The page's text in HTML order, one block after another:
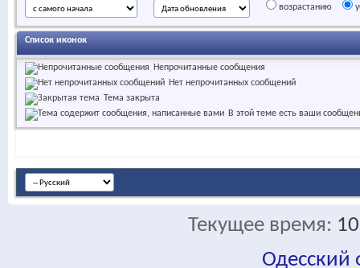
возрастанию
Список иконок
Непрочитанные сообщения
Нет непрочитанных сообщений
Тема закрыта
В этой теме есть ваши
Текущее время:
Одесский